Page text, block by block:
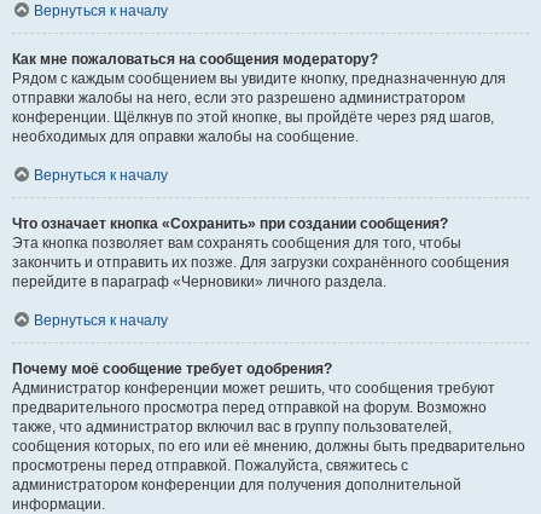
Вернуться к началу
Как мне пожаловаться на сообщения модератору?
Рядом с каждым сообщением вы увидите кнопку, предназначенную для
отправки жалобы на него, если это разрешено администратором
конференции. Щёлкнув по этой кнопке, вы пройдёте через ряд шагов,
необходимых для оправки жалобы на сообщение.
Вернуться к началу
Что означает кнопка «Сохранить» при создании сообщения?
Эта кнопка позволяет вам сохранять сообщения для того, чтобы
закончить и отправить их позже. Для загрузки сохранённого сообщения
перейдите в параграф «Черновики» личного раздела.
Вернуться к началу
Почему моё сообщение требует одобрения?
Администратор конференции может решить, что сообщения требуют
предварительного просмотра перед отправкой на форум. Возможно
также, что администратор включил вас в группу пользователей,
сообщения которых, по его или её мнению, должны быть предварительно
просмотрены перед отправкой. Пожалуйста, свяжитесь с
администратором конференции для получения дополнительной
информации.